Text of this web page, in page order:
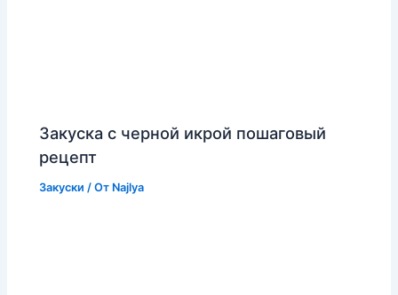
Закуска с черной икрой пошаговый
рецепт
Закуски / От Najlya